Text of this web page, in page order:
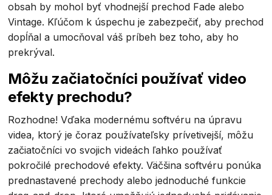
obsah by mohol byť vhodnejší prechod Fade alebo
Vintage. Kľúčom k úspechu je zabezpečiť, aby prechod
dopĺňal a umocňoval váš príbeh bez toho, aby ho
prekrýval.
Môžu začiatočníci používať video
efekty prechodu?
Rozhodne! Vďaka modernému softvéru na úpravu
videa, ktorý je čoraz používateľsky prívetivejší, môžu
začiatočníci vo svojich videách ľahko používať
pokročilé prechodové efekty. Väčšina softvéru ponúka
prednastavené prechody alebo jednoduché funkcie